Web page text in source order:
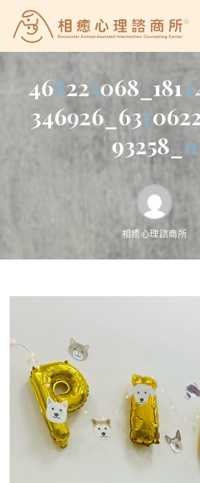
content
468225068 1814
346926_ 637062
93258 n
相癒心理諮商所